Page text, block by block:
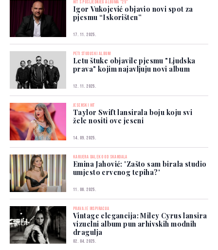
HIT S POSLJEDNJEG ALBUMA “25”
Igor Vukojević objavio novi spot za
pjesmu “Iskorišten”
17. 11. 2025.
PETI STUDIJSKI ALBUM
Letu štuke objavile pjesmu "Ljudska
prava" kojim najavljuju novi album
12. 11. 2025.
JESENSKI HIT
Taylor Swift lansirala boju koju svi
žele nositi ove jeseni
14. 09. 2025.
KARIJERA DALEKO OD SKANDALA
Emina Jahović: 'Zašto sam birala studio
umjesto crvenog tepiha?'
11. 06. 2025.
PRAVA JE INSPIRACIJA
Vintage elegancija: Miley Cyrus lansira
vizuelni album pun arhivskih modnih
dragulja
02. 04. 2025.